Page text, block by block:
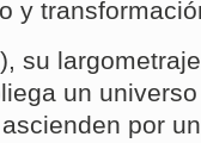
y
su
un
por